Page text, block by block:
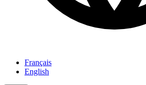
Français
English